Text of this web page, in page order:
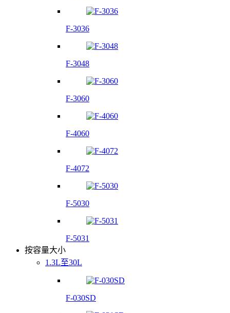
F-3036
F-3048
F-3060
F-4060
F-4072
F-5030
F-5031
按容量大小
1.3L至30L
F-030SD